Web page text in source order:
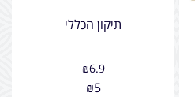
תיקון הכללי
₪6.9
₪5